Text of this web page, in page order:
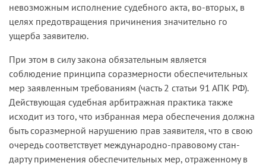
невозможным исполнение судебного акта, во-­вторых, в
целях предотвращения причинения значительно­ го
ущерба заявителю.
При этом в силу закона обязательным является
соблюдение принципа соразмерности обеспечительных
мер заявленным требованиям (часть 2 статьи 91 АПК РФ).
Действующая судебная арбитражная практика также
исходит из того, что избранная мера обеспечения должна
быть соразмерной нарушению прав заявителя, что в свою
очередь соответствует международно-­правовому стан­
дарту применения обеспечительных мер, отраженному в